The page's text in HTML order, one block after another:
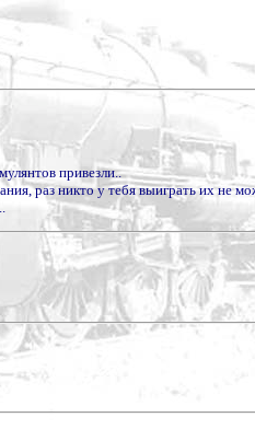
привезли..
раз никто у тебя выиграть их не